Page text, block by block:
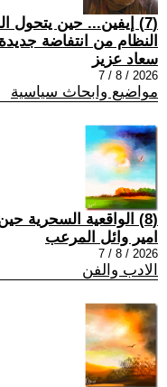
(7) إيفين... حين
النظام من انتفاضة جديدة
سعاد عزيز
2026 / 8 / 7
مواضيع وابحاث سياسية
(8) الواقعية السحرية حين نحللها رياضيا
امير وائل المرعب
2026 / 8 / 7
الادب والفن